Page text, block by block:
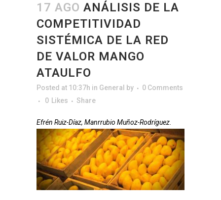
17 AGO ANÁLISIS DE LA
COMPETITIVIDAD
SISTÉMICA DE LA RED
DE VALOR MANGO
ATAULFO
Posted at 10:37h in General by
0 Comments
0 Likes Share
Efrén Ruiz-Díaz, Manrrubio Muñoz-Rodríguez.